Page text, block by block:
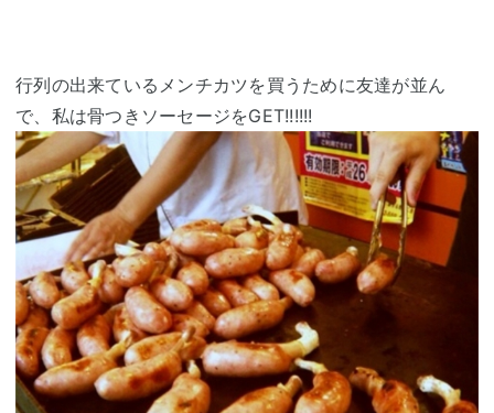
行列の出来ているメンチカツを買うために友達が並ん
で、私は骨つきソーセージをGET!!!!!!